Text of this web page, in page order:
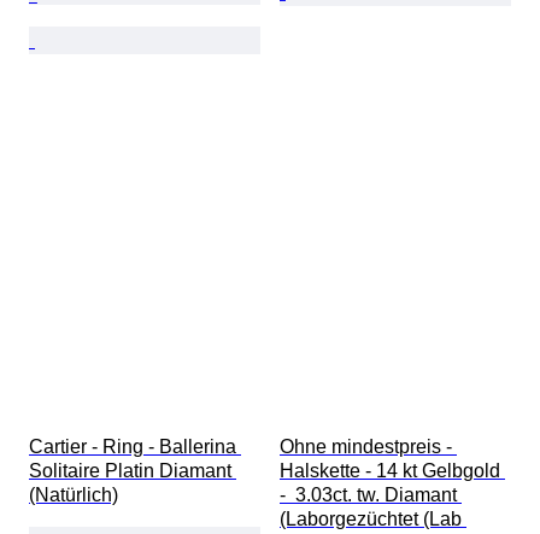
Cartier - Ring - Ballerina
Solitaire Platin Diamant
(Natürlich)
Ohne mindestpreis -
Halskette - 14 kt Gelbgold
-  3.03ct. tw. Diamant
(Laborgezüchtet (Lab